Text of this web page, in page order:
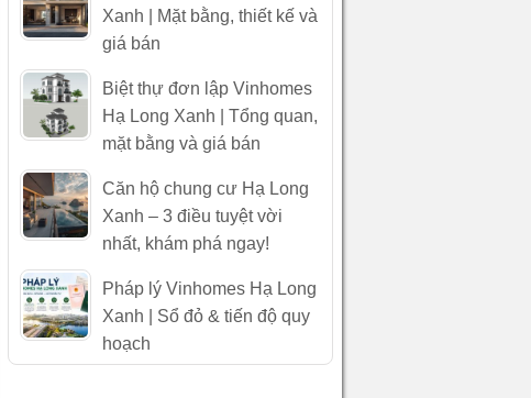
Xanh | Mặt bằng, thiết kế và
giá bán
Biệt thự đơn lập Vinhomes
Hạ Long Xanh | Tổng quan,
mặt bằng và giá bán
Căn hộ chung cư Hạ Long
Xanh – 3 điều tuyệt vời
nhất, khám phá ngay!
Pháp lý Vinhomes Hạ Long
Xanh | Sổ đỏ & tiến độ quy
hoạch